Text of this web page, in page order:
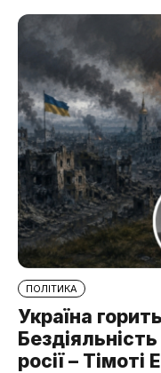
ПОЛІТИКА
Україна
росії – Тімоті